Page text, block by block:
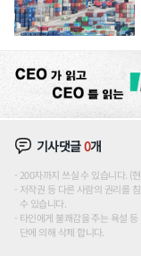
기사댓글0개
200자까지 쓰실 수 있습니다. (
저작권 등 다른 사람의 권리를
수 있습니다.
타인에게 불쾌감을 주는 욕설
단에 의해 삭제 합니다.